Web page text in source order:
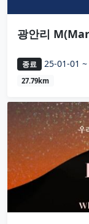
광안리
종료 25-01-01
27.79km